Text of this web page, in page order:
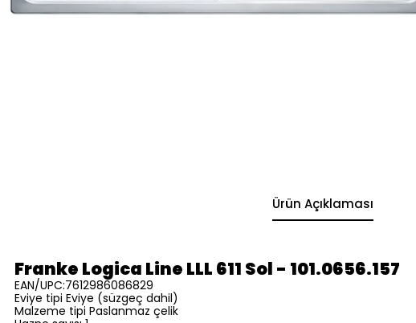
Ürün Açıklaması
Franke Logica Line LLL 611 Sol - 101.0656.157
EAN/UPC:7612986086829
Eviye tipi Eviye (süzgeç dahil)
Malzeme tipi Paslanmaz çelik